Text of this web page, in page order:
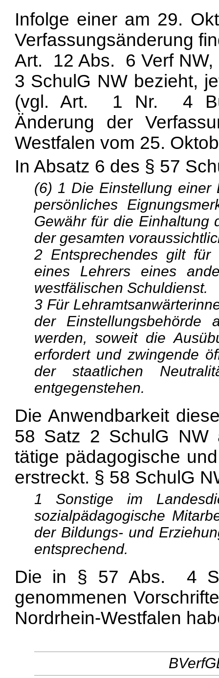
Infolge einer am 29.
Verfassungsänderung
Art. 12 Abs. 6 Verf
3 SchulG NW bezieht,
(vgl. Art. 1 Nr. 4
Änderung der
Westfalen vom 25.
In Absatz 6 des § 57
(6) 1 Die Einstellung einer
persönliches
Gewähr für die Einhaltung
der gesamten
2 Entsprechendes gilt
eines Lehrers eines
westfälischen Schuldienst.
3 Für
der Einstellungsbehörde
werden, soweit die
erfordert und zwingende
der staatlichen
entgegenstehen.
Die Anwendbarkeit
58 Satz 2 SchulG NW
tätige pädagogische
erstreckt. § 58 SchulG
1 Sonstige im
sozialpädagogische
der Bildungs- und
entsprechend.
Die in § 57 Abs. 4
genommenen
Nordrhein-Westfalen